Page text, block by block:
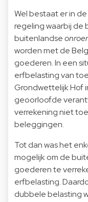
Wel bestaat er in
regeling waarbij de
buitenlandse
worden met de
goederen. In een
erfbelasting van
Grondwettelijk Hof
geoorloofde
verrekening niet
beleggingen.
Tot dan was het
mogelijk om de
goederen te
erfbelasting.
dubbele belasting